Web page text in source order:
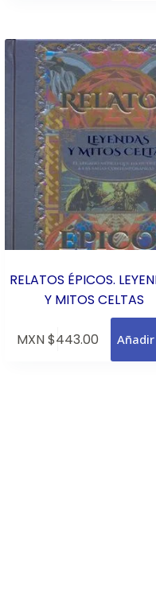
RELATOS ÉPICOS.
Y MITOS CELTAS
MXN $443.00 Añadir